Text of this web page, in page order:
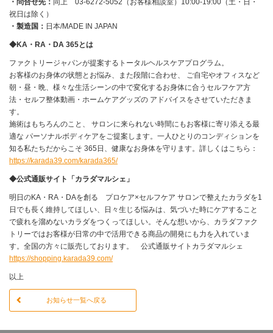
祝日は除く）
・製造国： 日本/MADE IN JAPAN
◆KA・RA・DA 365とは
ファクトリージャパンが提案するトータルヘルスケアプログラム。
お客様のお身体の状態とお悩み、また段階に合わせ、 ご自宅やオフィスなど
朝・昼・晩、様々な生活シーンの中で変化するお身体に合うセルフケア方
法・セルフ整体動画・ホームケアグッズの アドバイスをさせていただきま
す。
施術はもちろんのこと、 サロンに来られない時間にもお客様に寄り添える最
適な パーソナルボディケアをご提案します。一人ひとりのコンディションを
知る私たちだからこそ 365日、健康なお身体を守ります。詳しくはこちら：
https://karada39.com/karada365/
◆公式通販サイト「カラダマルシェ」
明日のKA・RA・DAを創る プロケア×セルフケア サロンで整えたカラダを1
日でも長く維持してほしい、日々生じる悩みは、気づいた時にケアすること
で疲れを溜めないカラダをつくってほしい。そんな想いから、カラダファク
トリーではお客様が日常の中で活用できる商品の開発にも力を入れていま
す。全国の方々に販売しております。 公式通販サイトカラダマルシェ
https://shopping.karada39.com/
以上
お知らせ一覧へ戻る